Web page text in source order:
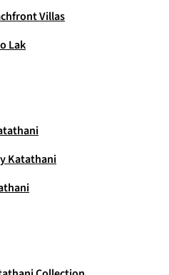
Villas
Lak
Katathani